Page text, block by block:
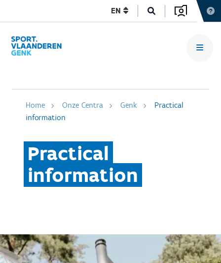
EN
Home Onze Centra Genk
Practical
information
Practical
information